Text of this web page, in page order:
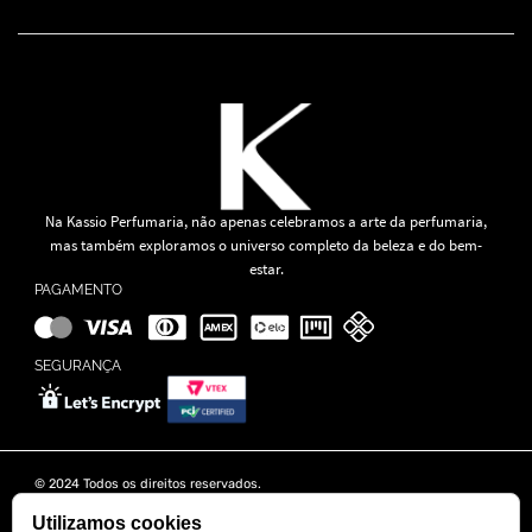
Na Kassio Perfumaria, não apenas celebramos a arte da perfumaria,
mas também exploramos o universo completo da beleza e do bem-
estar.
PAGAMENTO
SEGURANÇA
© 2024 Todos os direitos reservados.
Rua Tapajós n° 481- Edifício B&B Business - 7° Andar - Vila Brasília -
Utilizamos cookies